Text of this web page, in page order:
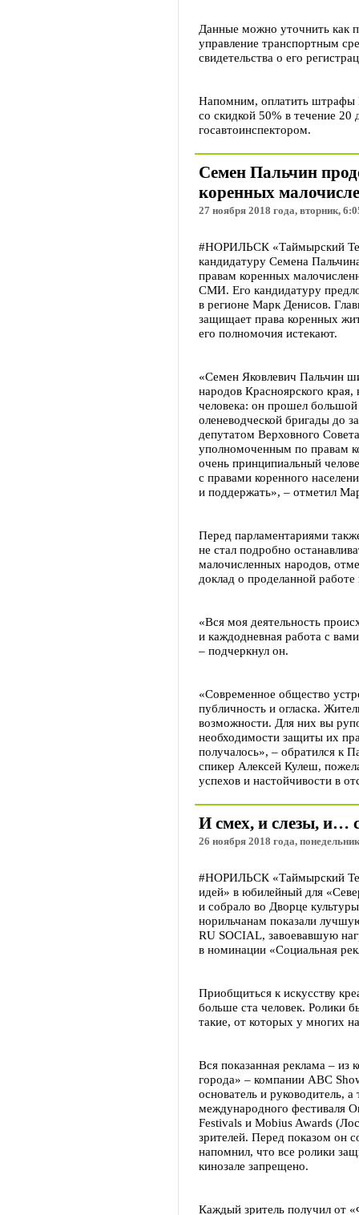
Данные можно уточнить как
управление транспортным
свидетельства о его
Напомним, оплатить штрафы
со скидкой 50% в течение
госавтоинспектором.
Семен Пальчин
коренных
27 ноября 2018 года, вторник,
#НОРИЛЬСК «Таймырский
кандидатуру Семена
правам коренных
СМИ. Его кандидатуру
в регионе Марк Денисов.
защищает права коренных
его полномочия истекают.
«Семен Яковлевич Пальчин
народов Красноярского
человека: он прошел
оленеводческой бригады до
депутатом Верховного
уполномоченным по правам
очень принципиальный
с правами коренного
и поддержать», – отметил
Перед парламентариями
не стал подробно
малочисленных народов,
доклад о проделанной
«Вся моя деятельность
и каждодневная работа с
– подчеркнул он.
«Современное общество
публичность и огласка.
возможности. Для них вы
необходимости защиты их
получалось», – обратился к
спикер Алексей Кулеш,
успехов и настойчивости в
И смех, и слезы, и…
26 ноября 2018 года,
#НОРИЛЬСК «Таймырский
идей» в юбилейный для
и собрало во Дворце
норильчанам показали
RU SOCIAL, завоевавшую
в номинации «Социальная
Приобщиться к искусству
больше ста человек. Ролики
такие, от которых у многих
Вся показанная реклама – из
города» – компании ABC
основатель и руководитель,
международного фестиваля
Festivals и Mobius Awards
зрителей. Перед показом он
напомнил, что все ролики
кинозале запрещено.
Каждый зритель получил от